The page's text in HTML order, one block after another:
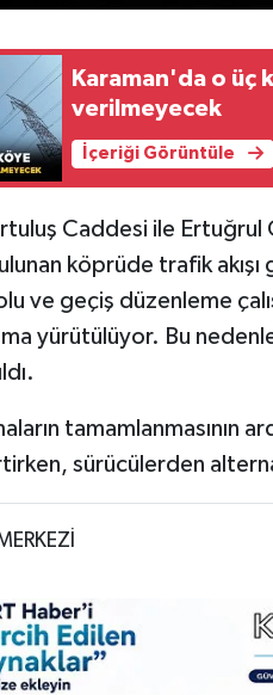
Karaman'da o üç
verilmeyecek
İçeriği Görüntüle
Caddesi ile Ertuğrul
köprüde trafik
ve geçiş düzenleme
yürütülüyor. Bu
tamamlanmasının
sürücülerden